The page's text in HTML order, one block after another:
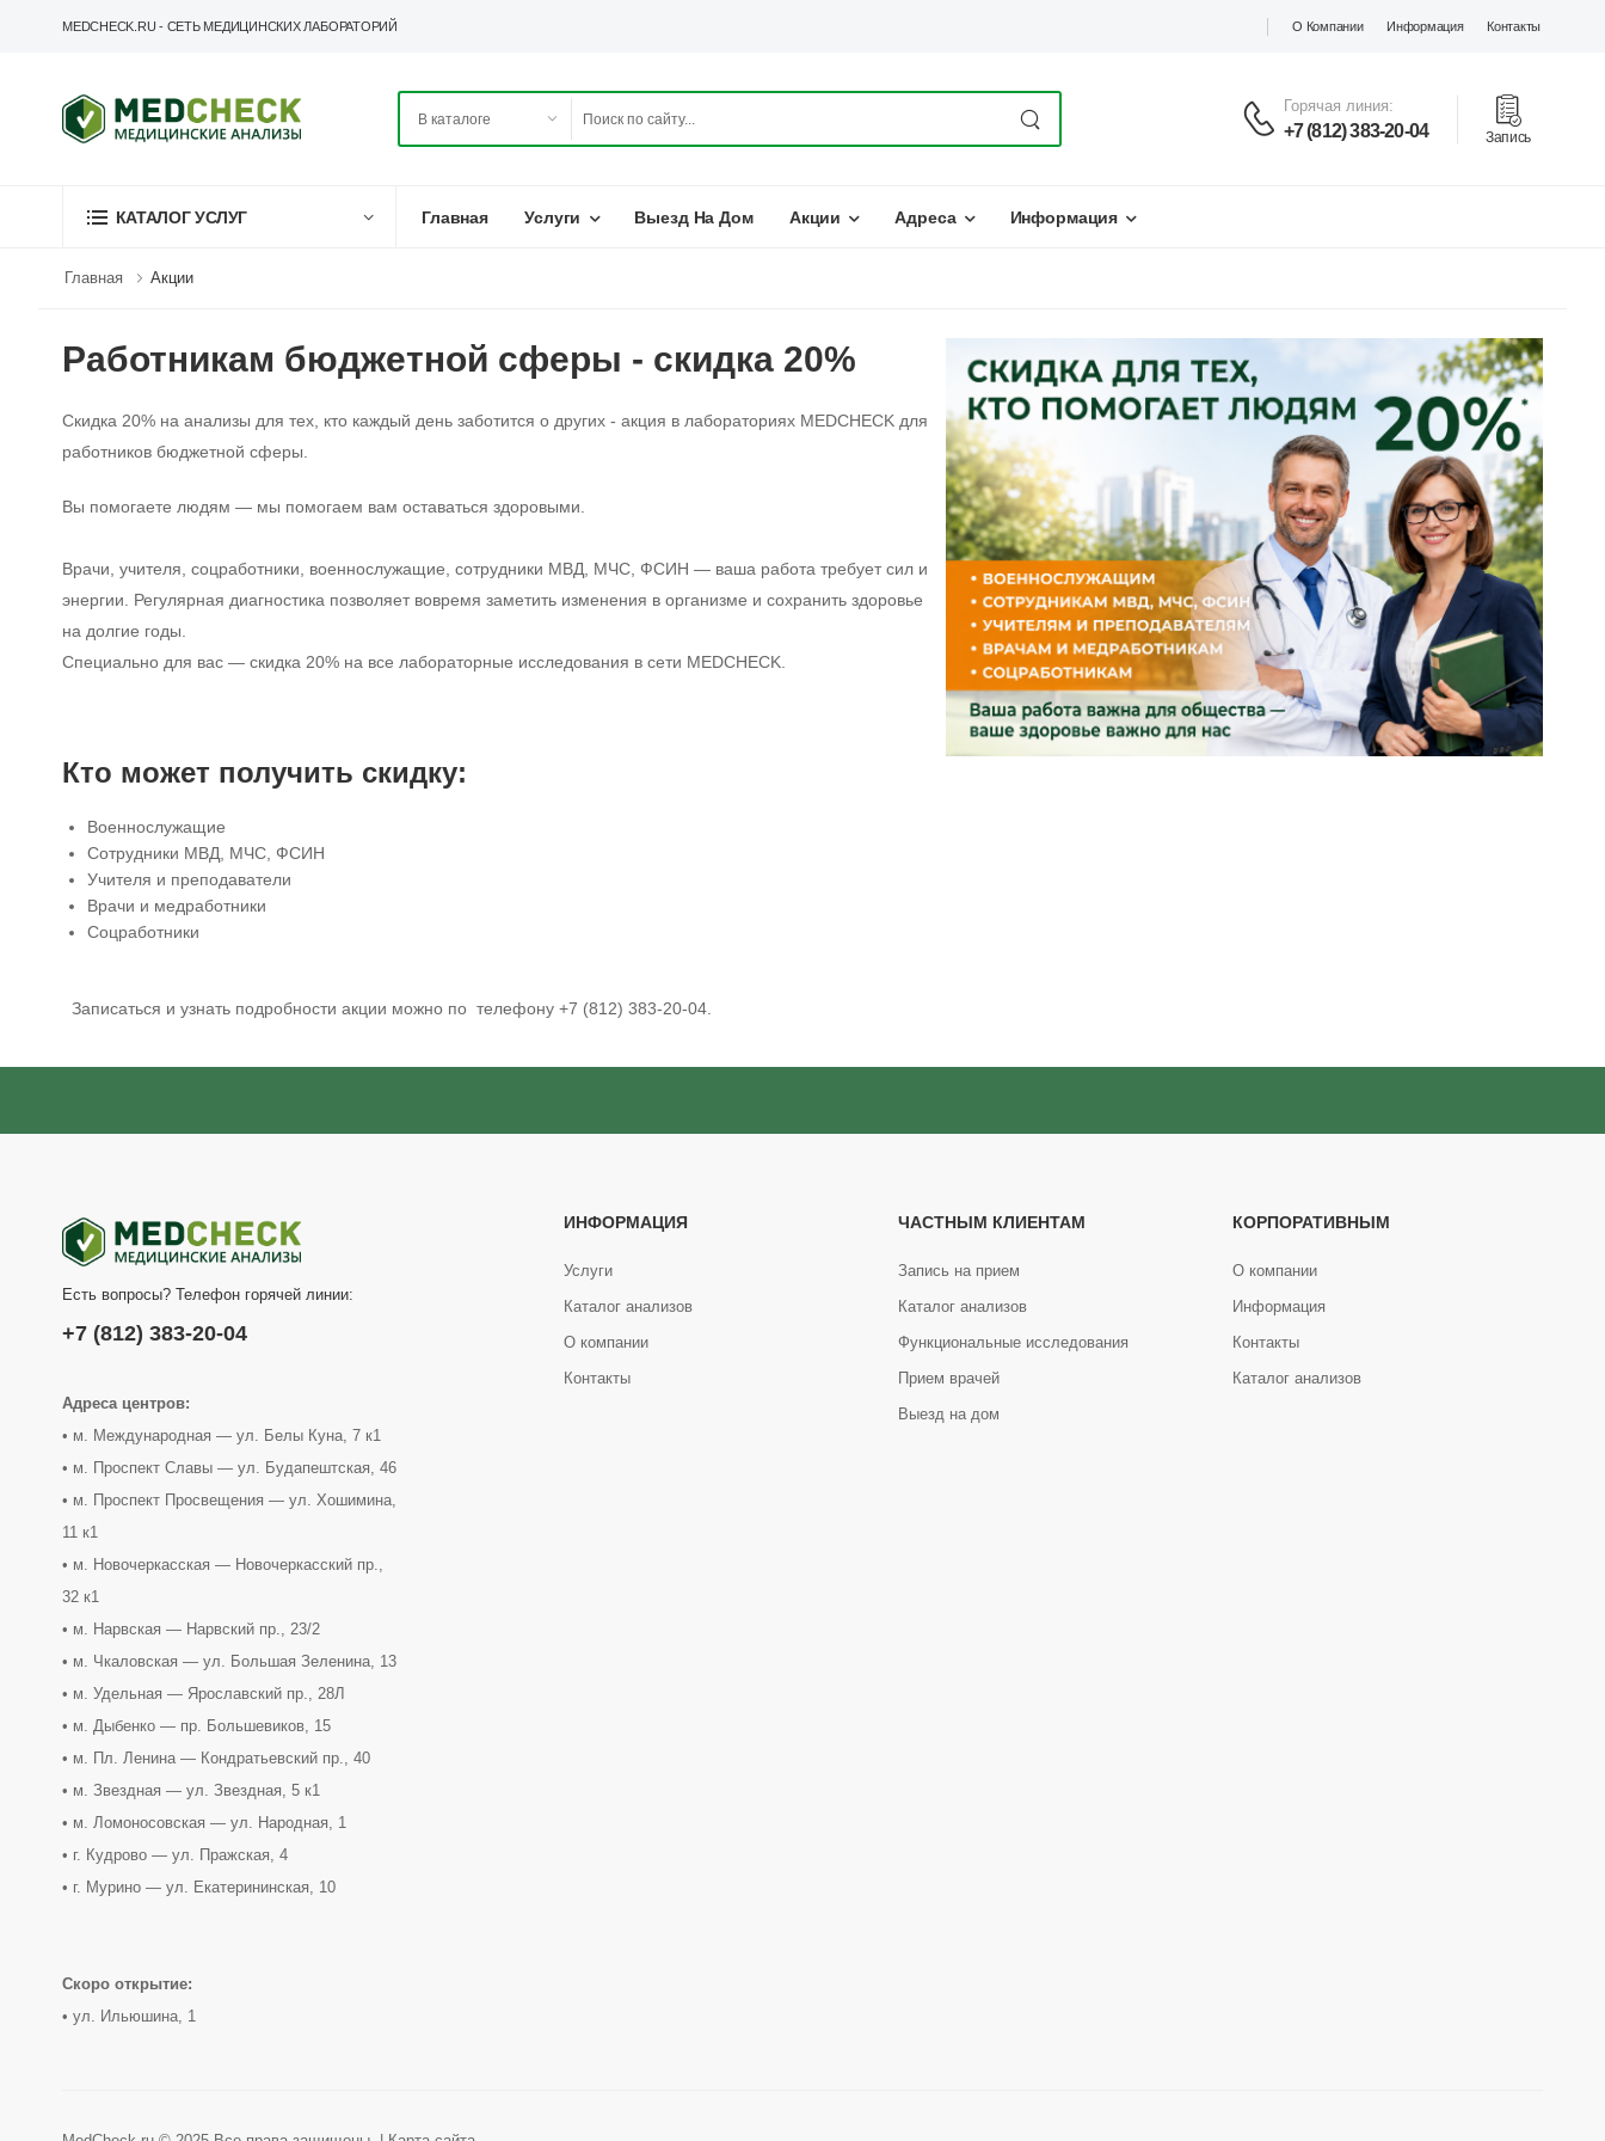
MEDCHECK.RU - СЕТЬ МЕДИЦИНСКИХ ЛАБОРАТОРИЙ О Компании Информация Контакты
Горячая линия:
+7 (812) 383-20-04 Запись
КАТАЛОГ УСЛУГ Главная Услуги Выезд На Дом Акции Адреса Информация
Главная Акции
Работникам бюджетной сферы - скидка 20%
Скидка 20% на анализы для тех, кто каждый день заботится о других - акция в лабораториях MEDCHECK для
работников бюджетной сферы.
Вы помогаете людям — мы помогаем вам оставаться здоровыми.
Врачи, учителя, соцработники, военнослужащие, сотрудники МВД, МЧС, ФСИН — ваша работа требует сил и
энергии. Регулярная диагностика позволяет вовремя заметить изменения в организме и сохранить здоровье
на долгие годы.
Специально для вас — скидка 20% на все лабораторные исследования в сети MEDCHECK.
Кто может получить скидку:
Военнослужащие
Сотрудники МВД, МЧС, ФСИН
Учителя и преподаватели
Врачи и медработники
Соцработники
Записаться и узнать подробности акции можно по телефону +7 (812) 383-20-04.
Есть вопросы? Телефон горячей линии:
+7 (812) 383-20-04
Адреса центров:
• м. Международная — ул. Белы Куна, 7 к1
• м. Проспект Славы — ул. Будапештская, 46
• м. Проспект Просвещения — ул. Хошимина,
11 к1
• м. Новочеркасская — Новочеркасский пр.,
32 к1
• м. Нарвская — Нарвский пр., 23/2
• м. Чкаловская — ул. Большая Зеленина, 13
• м. Удельная — Ярославский пр., 28Л
• м. Дыбенко — пр. Большевиков, 15
• м. Пл. Ленина — Кондратьевский пр., 40
• м. Звездная — ул. Звездная, 5 к1
• м. Ломоносовская — ул. Народная, 1
• г. Кудрово — ул. Пражская, 4
• г. Мурино — ул. Екатерининская, 10
Скоро открытие:
• ул. Ильюшина, 1
ИНФОРМАЦИЯ
Услуги
Каталог анализов
О компании
Контакты
ЧАСТНЫМ КЛИЕНТАМ
Запись на прием
Каталог анализов
Функциональные исследования
Прием врачей
Выезд на дом
КОРПОРАТИВНЫМ
О компании
Информация
Контакты
Каталог анализов